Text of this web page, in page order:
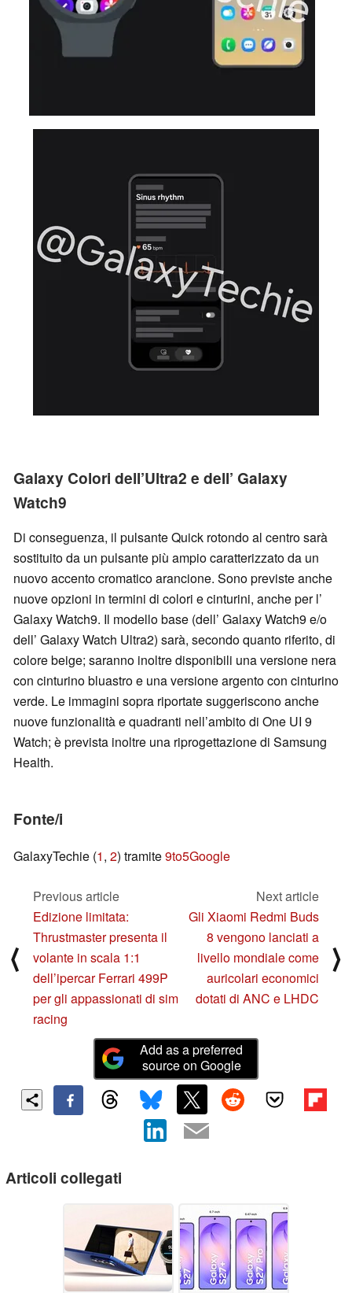
Galaxy Colori dell’Ultra2 e dell’ Galaxy
Watch9
Di conseguenza, il pulsante Quick rotondo al centro sarà
sostituito da un pulsante più ampio caratterizzato da un
nuovo accento cromatico arancione. Sono previste anche
nuove opzioni in termini di colori e cinturini, anche per l’
Galaxy Watch9. Il modello base (dell’ Galaxy Watch9 e/o
dell’ Galaxy Watch Ultra2) sarà, secondo quanto riferito, di
colore beige; saranno inoltre disponibili una versione nera
con cinturino bluastro e una versione argento con cinturino
verde. Le immagini sopra riportate suggeriscono anche
nuove funzionalità e quadranti nell’ambito di One UI 9
Watch; è prevista inoltre una riprogettazione di Samsung
Health.
Fonte/i
GalaxyTechie (1, 2) tramite9to5Google
⟨
Previous article
Edizione limitata:
Thrustmaster presenta il
volante in scala 1:1
dell’ipercar Ferrari 499P
per gli appassionati di sim
racing
Next article
Gli Xiaomi Redmi Buds
8 vengono lanciati a
livello mondiale come
auricolari economici
dotati di ANC e LHDC
⟩
Add as a preferred
source on Google
Articoli collegati